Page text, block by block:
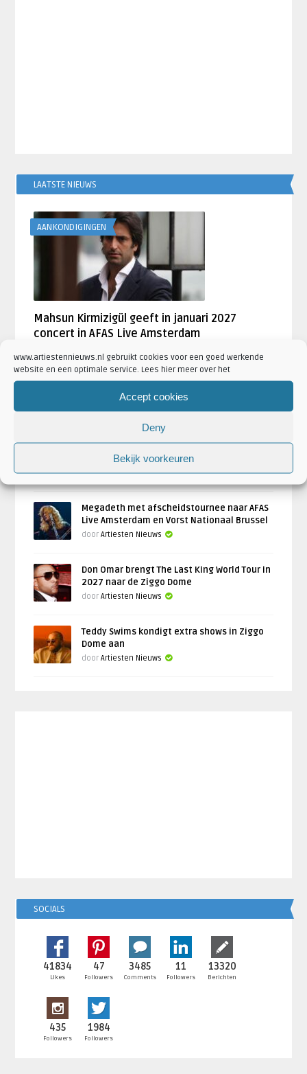
www.artiestennieuws.nl gebruikt cookies voor een goed werkende
website en een optimale service. Lees hier meer over het
Accept cookies
Deny
Bekijk voorkeuren
LAATSTE NIEUWS
AANKONDIGINGEN
Mahsun Kirmizigül geeft in januari 2027
concert in AFAS Live Amsterdam
Weezer brengt The Gathering Tour in 2027
naar AFAS Live in Amsterdam
doorArtiesten Nieuws
BLØF kondigt clubtour aan langs vier
Nederlandse poppodia in najaar 2026
doorArtiesten Nieuws
Megadeth met afscheidstournee naar AFAS
Live Amsterdam en Vorst Nationaal Brussel
doorArtiesten Nieuws
Don Omar brengt The Last King World Tour in
2027 naar de Ziggo Dome
doorArtiesten Nieuws
Teddy Swims kondigt extra shows in Ziggo
Dome aan
doorArtiesten Nieuws
SOCIALS
41834
Likes
47
Followers
3485
Comments
11
Followers
13320
Berichten
435
Followers
1984
Followers